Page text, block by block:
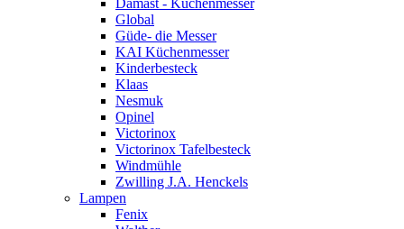
Damast - Küchenmesser
Global
Güde- die Messer
KAI Küchenmesser
Kinderbesteck
Klaas
Nesmuk
Opinel
Victorinox
Victorinox Tafelbesteck
Windmühle
Zwilling J.A. Henckels
Lampen
Fenix